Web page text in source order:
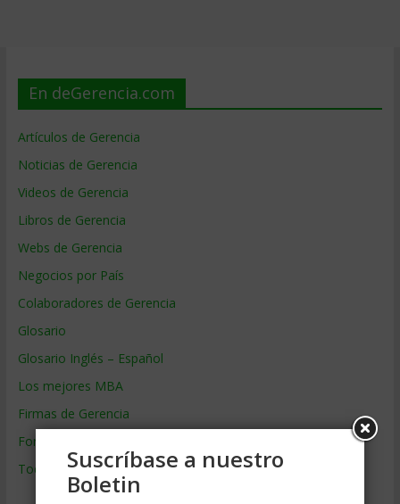
En deGerencia.com
Artículos de Gerencia
Noticias de Gerencia
Videos de Gerencia
Libros de Gerencia
Webs de Gerencia
Negocios por País
Colaboradores de Gerencia
Glosario
Glosario Inglés – Español
Los mejores MBA
Firmas de Gerencia
Formación de Gerencia
Todos los TemasSuscríbase a nuestro
Boletin